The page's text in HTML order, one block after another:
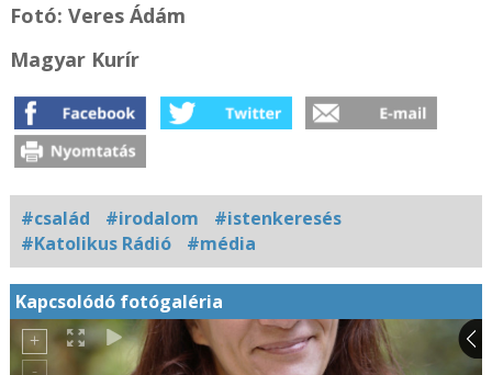
Fotó: Veres Ádám
Magyar Kurír
#család #irodalom
#istenkeresés
#Katolikus Rádió
#média
Kapcsolódó fotógaléria